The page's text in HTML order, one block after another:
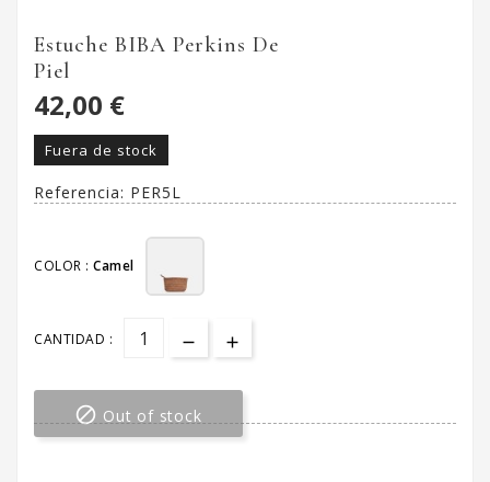
Estuche BIBA Perkins De
Piel
42,00 €
Fuera de stock
Referencia: PER5L
COLOR : Camel
CANTIDAD :
 Out of stock